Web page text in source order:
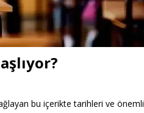
bu içerikte tarihleri ve önemli